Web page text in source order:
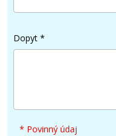
Originálna náplň
Dopyt *
* Povinný údaj